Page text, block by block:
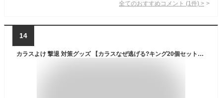
全てのおすすめコメント (1 件) >
14
カラスよけ 撃退 対策グッズ 【カラスなぜ逃げる?キング20個セット】 撃退率95％以上 2年以上効果持続 カラス撃退 ベランダ 鳥よけグッズ ベランダ カラス 烏 からす忌避 駆除 車 烏糞よけ 撃退グッズ ゴミ置き場 鳥よけ ベランダ ゴミ置き場 送料無料